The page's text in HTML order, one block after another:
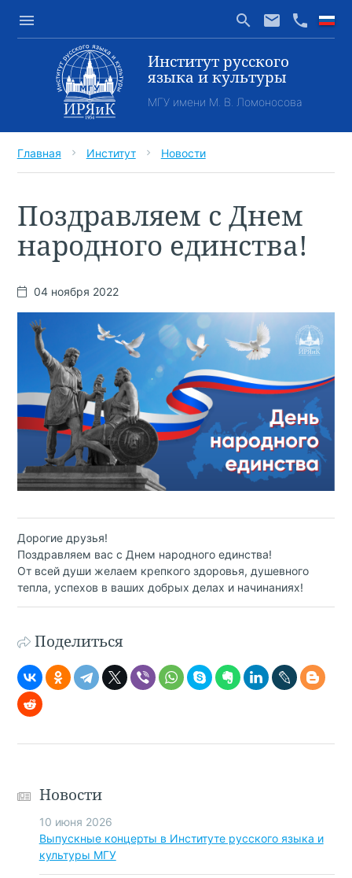
phone
email
search
menu
Институт русского
языка и культуры
МГУ имени М. В. Ломоносова
Главная chevron_right Институт chevron_right Новости
Поздравляем с Днем
народного единства!
04 ноября 2022
Дорогие друзья!
Поздравляем вас с Днем народного единства!
От всей души желаем крепкого здоровья, душевного
тепла, успехов в ваших добрых делах и начинаниях!
Поделиться
Новости
10 июня 2026
Выпускные концерты в Институте русского языка и
культуры МГУ